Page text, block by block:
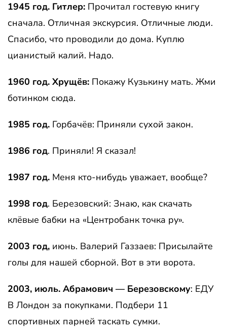
1945 год. Гитлер: Прочитал гостевую книгу
сначала. Отличная экскурсия. Отличные люди.
Спасибо, что проводили до дома. Куплю
цианистый калий. Надо.
1960 год. Хрущёв: Покажу Кузькину мать. Жми
ботинком сюда.
1985 год. Горбачёв: Приняли сухой закон.
1986 год. Приняли! Я сказал!
1987 год. Меня кто-нибудь уважает, вообще?
1998 год. Березовский: Знаю, как скачать
клёвые бабки на «Центробанк точка ру».
2003 год, июнь. Валерий Газзаев: Присылайте
голы для нашей сборной. Вот в эти ворота.
2003, июль. Абрамович — Березовскому: ЕДУ
В Лондон за покупками. Подбери 11
спортивных парней таскать сумки.